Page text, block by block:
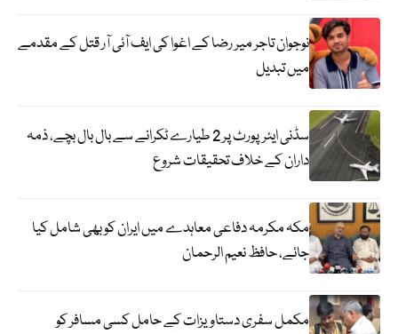
نوجوان تاجر میر رضا کے اغوا کی ایف آئی آر قتل کے مقدمے
میں تبدیل
سڈنی ایئرپورٹ پر 2 طیارے ٹکرانے سے بال بال بچے، ذمہ
داران کے خلاف تحقیقات شروع
مکہ مکرمہ دفاعی معاہدے میں ایران کو بھی شامل کیا
جائے، حافظ نعیم الرحمان
مکمل سفری دستاویزات کے حامل کسی مسافر کو